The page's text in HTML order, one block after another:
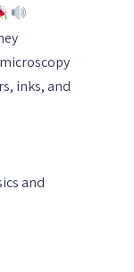
inks, and
and